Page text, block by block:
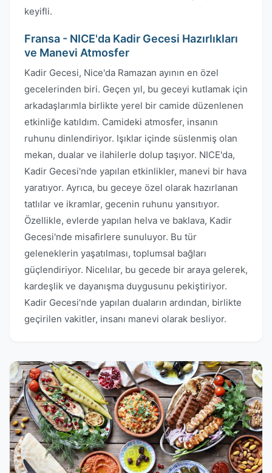
keyifli.
Fransa - NICE'da Kadir Gecesi Hazırlıkları
ve Manevi Atmosfer
Kadir Gecesi, Nice'da Ramazan ayının en özel
gecelerinden biri. Geçen yıl, bu geceyi kutlamak için
arkadaşlarımla birlikte yerel bir camide düzenlenen
etkinliğe katıldım. Camideki atmosfer, insanın
ruhunu dinlendiriyor. Işıklar içinde süslenmiş olan
mekan, dualar ve ilahilerle dolup taşıyor. NICE'da,
Kadir Gecesi'nde yapılan etkinlikler, manevi bir hava
yaratıyor. Ayrıca, bu geceye özel olarak hazırlanan
tatlılar ve ikramlar, gecenin ruhunu yansıtıyor.
Özellikle, evlerde yapılan helva ve baklava, Kadir
Gecesi'nde misafirlere sunuluyor. Bu tür
geleneklerin yaşatılması, toplumsal bağları
güçlendiriyor. Nicelılar, bu gecede bir araya gelerek,
kardeşlik ve dayanışma duygusunu pekiştiriyor.
Kadir Gecesi’nde yapılan duaların ardından, birlikte
geçirilen vakitler, insanı manevi olarak besliyor.